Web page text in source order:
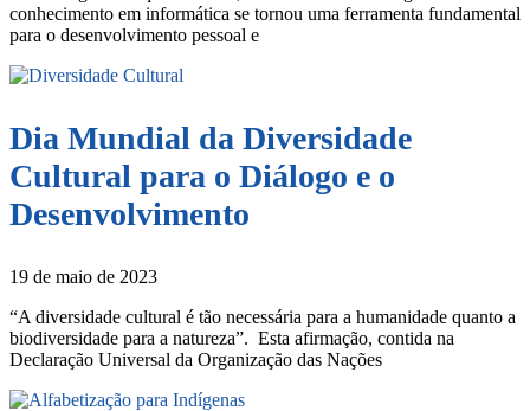
conhecimento em informática se tornou uma ferramenta fundamental
para o desenvolvimento pessoal e
Dia Mundial da Diversidade
Cultural para o Diálogo e o
Desenvolvimento
19 de maio de 2023
“A diversidade cultural é tão necessária para a humanidade quanto a
biodiversidade para a natureza”. Esta afirmação, contida na
Declaração Universal da Organização das Nações